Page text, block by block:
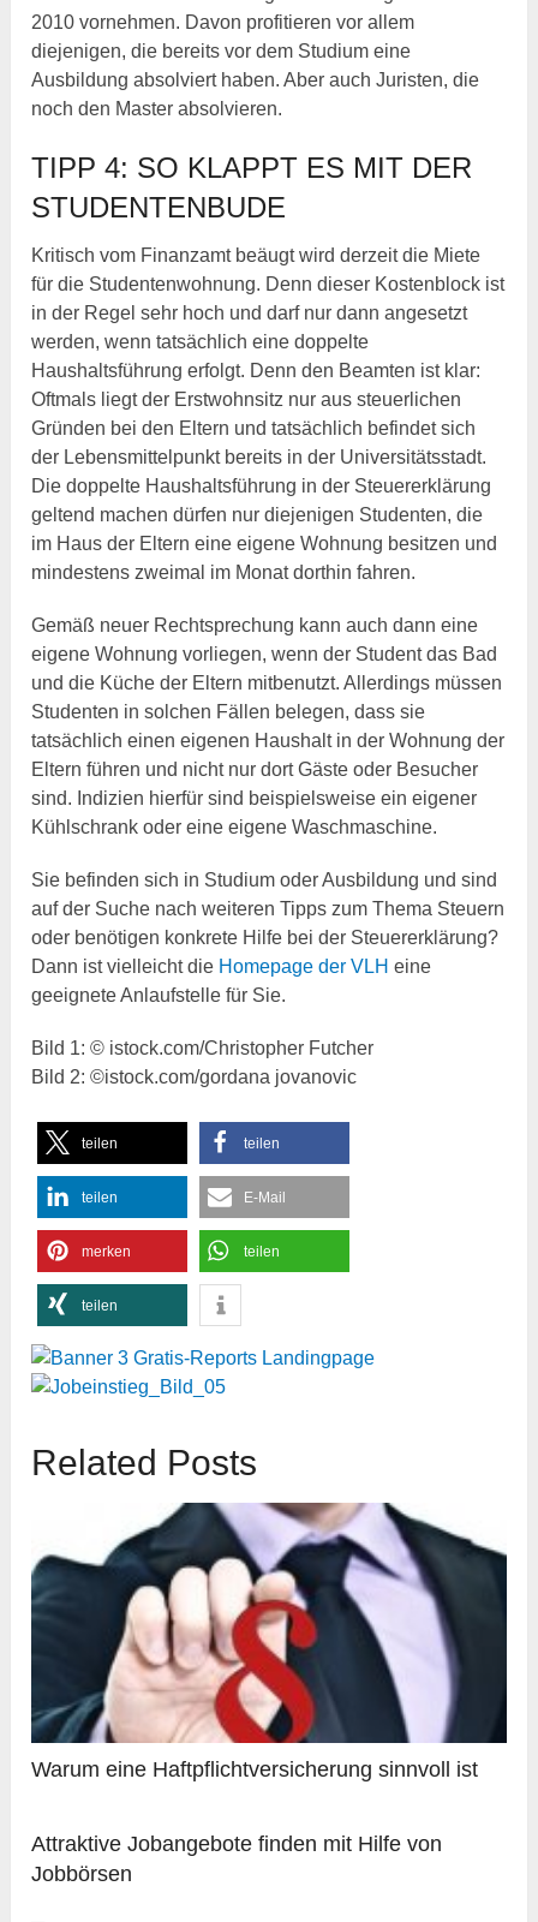
2010 vornehmen. Davon profitieren vor allem
diejenigen, die bereits vor dem Studium eine
Ausbildung absolviert haben. Aber auch Juristen, die
noch den Master absolvieren.
TIPP 4: SO KLAPPT ES MIT DER
STUDENTENBUDE
Kritisch vom Finanzamt beäugt wird derzeit die Miete
für die Studentenwohnung. Denn dieser Kostenblock ist
in der Regel sehr hoch und darf nur dann angesetzt
werden, wenn tatsächlich eine doppelte
Haushaltsführung erfolgt. Denn den Beamten ist klar:
Oftmals liegt der Erstwohnsitz nur aus steuerlichen
Gründen bei den Eltern und tatsächlich befindet sich
der Lebensmittelpunkt bereits in der Universitätsstadt.
Die doppelte Haushaltsführung in der Steuererklärung
geltend machen dürfen nur diejenigen Studenten, die
im Haus der Eltern eine eigene Wohnung besitzen und
mindestens zweimal im Monat dorthin fahren.
Gemäß neuer Rechtsprechung kann auch dann eine
eigene Wohnung vorliegen, wenn der Student das Bad
und die Küche der Eltern mitbenutzt. Allerdings müssen
Studenten in solchen Fällen belegen, dass sie
tatsächlich einen eigenen Haushalt in der Wohnung der
Eltern führen und nicht nur dort Gäste oder Besucher
sind. Indizien hierfür sind beispielsweise ein eigener
Kühlschrank oder eine eigene Waschmaschine.
Sie befinden sich in Studium oder Ausbildung und sind
auf der Suche nach weiteren Tipps zum Thema Steuern
oder benötigen konkrete Hilfe bei der Steuererklärung?
Dann ist vielleicht die Homepage der VLH eine
geeignete Anlaufstelle für Sie.
Bild 1: © istock.com/Christopher Futcher
Bild 2: ©istock.com/gordana jovanovic
teilen teilen
teilen E-Mail
merken teilen
teilen
Related Posts
Warum eine Haftpflichtversicherung sinnvoll ist
Attraktive Jobangebote finden mit Hilfe von
Jobbörsen